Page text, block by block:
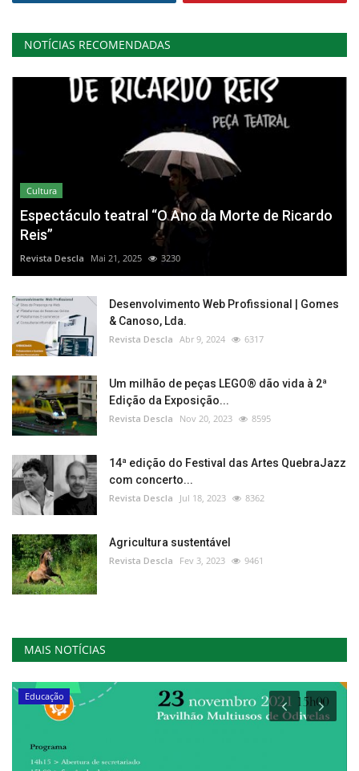
NOTÍCIAS RECOMENDADAS
Cultura
Espectáculo teatral “O Ano da Morte de Ricardo
Reis”
Revista Descla Mai 21, 2025 3230
Desenvolvimento Web Profissional | Gomes
& Canoso, Lda.
Revista Descla Abr 9, 2024 6317
Um milhão de peças LEGO® dão vida à 2ª
Edição da Exposição...
Revista Descla Nov 20, 2023 8595
14ª edição do Festival das Artes QuebraJazz
com concerto...
Revista Descla Jul 18, 2023 8362
Agricultura sustentável
Revista Descla Fev 3, 2023 9461
MAIS NOTÍCIAS
Educação